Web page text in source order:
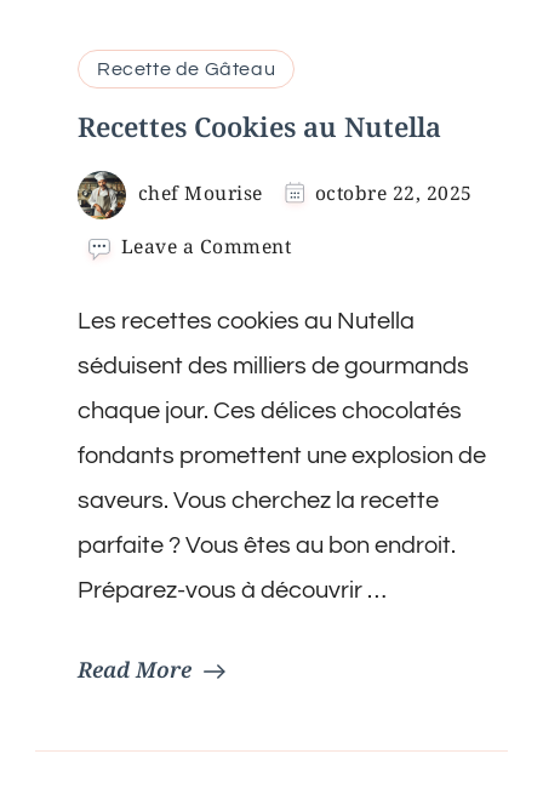
Recette de Gâteau
Recettes Cookies au Nutella
chef Mourise octobre 22, 2025
Leave a Commenton
au
Nutella
Les recettes cookies au Nutella
séduisent des milliers de gourmands
chaque jour. Ces délices chocolatés
fondants promettent une explosion de
saveurs. Vous cherchez la recette
parfaite ? Vous êtes au bon endroit.
Préparez-vous à découvrir …
Read More